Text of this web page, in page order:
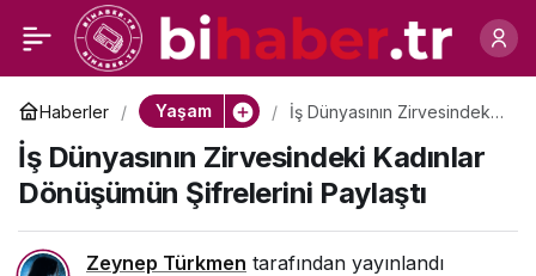
Haberler Yaşam
İş Dünyasının Zirvesindeki
Şifrelerini Paylaştı
İş Dünyasının Zirvesindeki Kadınlar
Dönüşümün Şifrelerini Paylaştı
Zeynep Türkmen tarafından yayınlandı
Atatürk’ü Hiç Böyle
Görmediniz
0 Paylaş